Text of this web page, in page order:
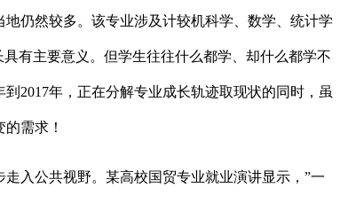
仍然较多。该专业涉及计较机科学、数学、统计学
有主要意义。但学生往往什么都学、却什么都学不
2017年，正在分解专业成长轨迹取现状的同时，虽
需求！
入公共视野。某高校国贸专业就业演讲显示，”一